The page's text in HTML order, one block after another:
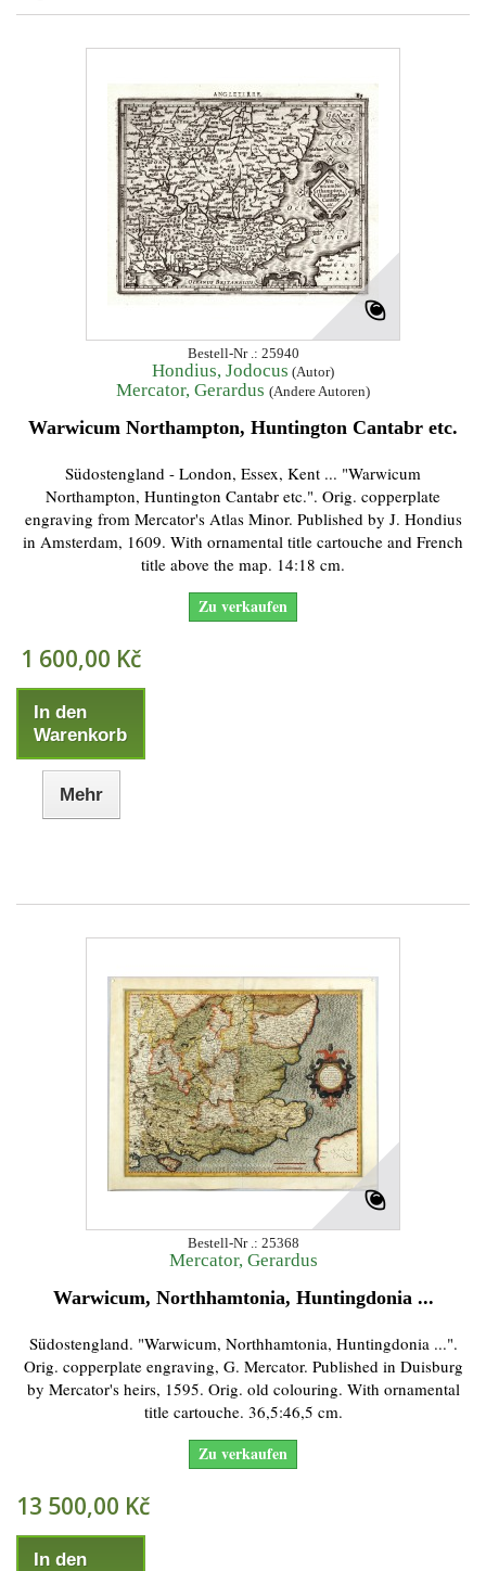
Bestell-Nr .: 25940
Hondius, Jodocus (Autor)
Mercator, Gerardus (Andere Autoren)
Warwicum Northampton, Huntington Cantabr etc.
Südostengland - London, Essex, Kent ... "Warwicum
Northampton, Huntington Cantabr etc.". Orig. copperplate
engraving from Mercator's Atlas Minor. Published by J. Hondius
in Amsterdam, 1609. With ornamental title cartouche and French
title above the map. 14:18 cm.
Zu verkaufen
1 600,00 Kč
In den
Warenkorb
Mehr
Bestell-Nr .: 25368
Mercator, Gerardus
Warwicum, Northhamtonia, Huntingdonia ...
Südostengland. "Warwicum, Northhamtonia, Huntingdonia ...".
Orig. copperplate engraving, G. Mercator. Published in Duisburg
by Mercator's heirs, 1595. Orig. old colouring. With ornamental
title cartouche. 36,5:46,5 cm.
Zu verkaufen
13 500,00 Kč
In den